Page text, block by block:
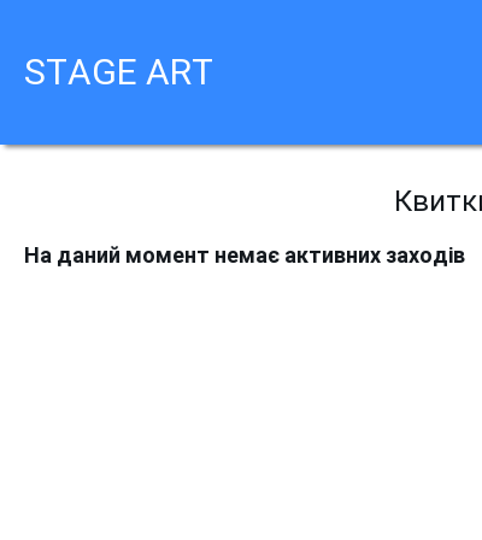
STAGE ART
На даний момент немає активних заходів